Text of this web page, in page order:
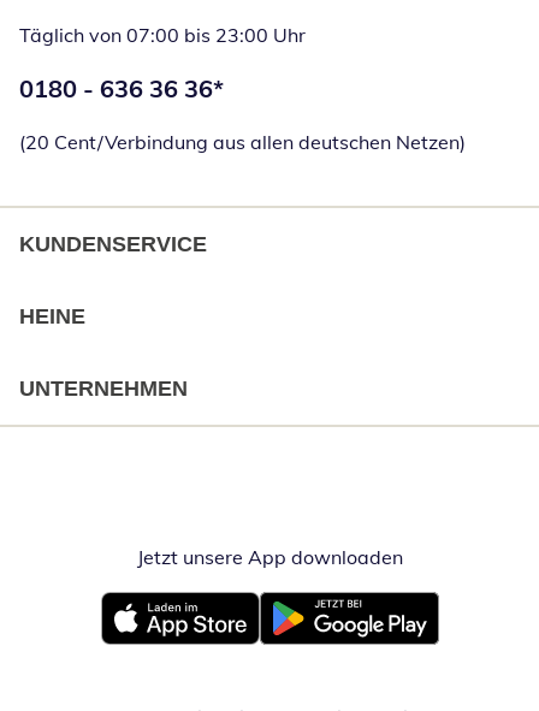
Täglich von 07:00 bis 23:00 Uhr
Telefonnummer:
0180 - 636 36 36*
(20 Cent/Verbindung aus allen deutschen Netzen)
KUNDENSERVICE
HEINE
UNTERNEHMEN
Jetzt unsere App downloadenÖffnet in
Öffnet in neuem FensterÖffnet in neuem Fenster